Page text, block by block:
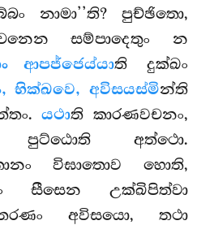
නාමා’’ති? පුච්ඡිතො,
සම්පාදෙතුං න
ආපජ්ජෙය්යාති දුක්ඛං
භික්ඛවෙ, අවිසයස්මින්ති
යථාති කාරණවචනං,
පුට්ඨොති අත්ථො.
විඝාතොව හොති,
සීසෙන උක්ඛිපිත්වා
අවිසයො, තථා